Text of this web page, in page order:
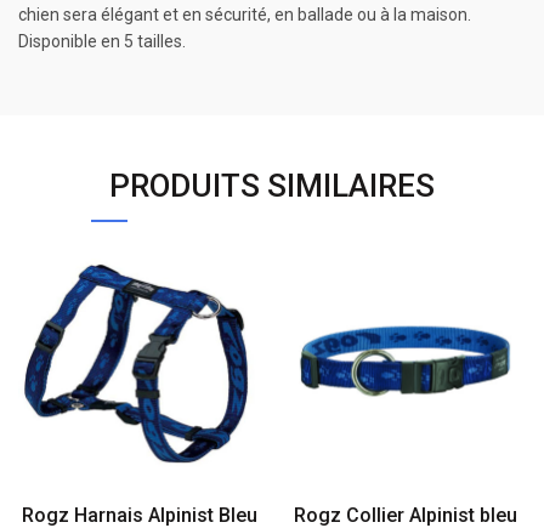
chien sera élégant et en sécurité, en ballade ou à la maison.
Disponible en 5 tailles.
PRODUITS SIMILAIRES
Rogz Harnais Alpinist Bleu Rogz Collier Alpinist bleu